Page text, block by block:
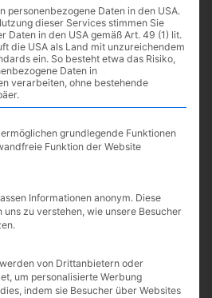
PC, PS4, PS5, Xbox One und XBox
Trailer zeigt erstes Gameplay:
personenbezogene Daten in den USA.
dieser Services stimmen Sie
Daten in den USA gemäß Art. 49 (1) lit.
die USA als Land mit unzureichendem
ein. So besteht etwa das Risiko,
Daten in
verarbeiten, ohne bestehende
Gruppen, für die eine
grundlegende Funktionen
Funktion der Website
Informationen anonym. Diese
uns zu verstehen, wie unsere Besucher
von Drittanbietern oder
um personalisierte Werbung
indem sie Besucher über Websites